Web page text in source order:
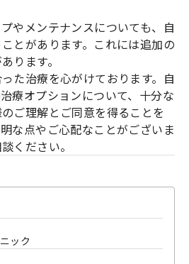
やメンテナンスについても、自
とがあります。これには追加の
ります。
た治療を心がけております。自
療オプションについて、十分な
ご理解とご同意を得ることを
な点やご心配なことがございま
ください。
ック